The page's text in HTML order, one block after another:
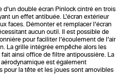
d’un double écran Pinlock cintré en trois
un effet antibuée. L’écran extérieur
faces. Démonter et remplacer l’écran
aucun outil. Il est possible de
pour faciliter l’écoulement de l’air
La grille intégrée empêche alors les
ainsi office de filtre antipoussière. La
est également
pour la tête et les joues sont amovibles